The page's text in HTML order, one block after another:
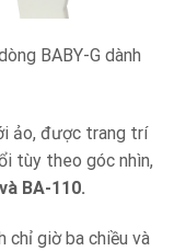
BABY-G dành
ảo, được trang trí
tùy theo góc nhìn,
BA-110.
chỉ giờ ba chiều và